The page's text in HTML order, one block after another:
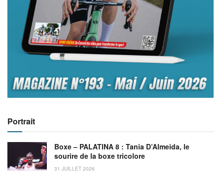
Portrait
Boxe – PALATINA 8 : Tania D’Almeida, le
sourire de la boxe tricolore
31 JUILLET 2026